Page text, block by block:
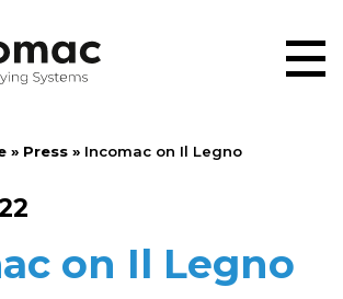
» Press» Incomac on Il Legno
on Il Legno